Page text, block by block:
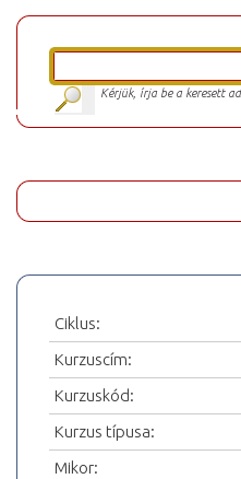
Kérjük, írja be a keresett
Ciklus:
Kurzuscím:
Kurzuskód:
Kurzus típusa:
Mikor: